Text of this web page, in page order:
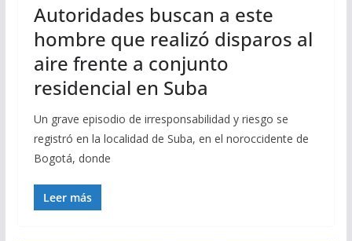
Autoridades buscan a este
hombre que realizó disparos al
aire frente a conjunto
residencial en Suba
Un grave episodio de irresponsabilidad y riesgo se
registró en la localidad de Suba, en el noroccidente de
Bogotá, donde
Leer más